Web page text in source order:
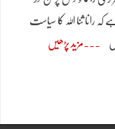
رانا ثنا اللہ کا سیاست
مزید پڑھیں